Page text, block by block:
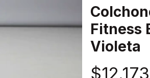
Fitness
Violeta